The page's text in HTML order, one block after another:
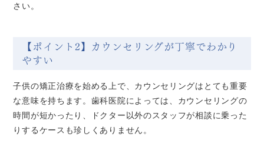
さい。
【ポイント2】カウンセリングが丁寧でわかり
やすい
子供の矯正治療を始める上で、カウンセリングはとても重要
な意味を持ちます。歯科医院によっては、カウンセリングの
時間が短かったり、ドクター以外のスタッフが相談に乗った
りするケースも珍しくありません。